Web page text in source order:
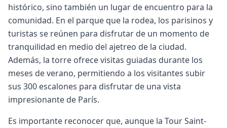
histórico, sino también un lugar de encuentro para la
comunidad. En el parque que la rodea, los parisinos y
turistas se reúnen para disfrutar de un momento de
tranquilidad en medio del ajetreo de la ciudad.
Además, la torre ofrece visitas guiadas durante los
meses de verano, permitiendo a los visitantes subir
sus 300 escalones para disfrutar de una vista
impresionante de París.
Es importante reconocer que, aunque la Tour Saint-